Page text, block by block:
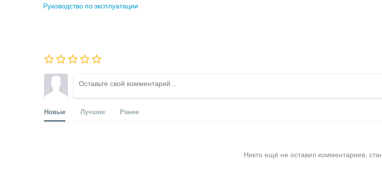
Руководство по эксплуатации
Новые Лучшие Ранее
Никто ещё не оставил комментариев,